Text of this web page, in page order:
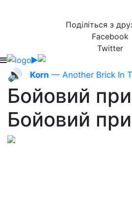
Поділіться з
Facebook
Twitter
🔊 Korn — Another Brick In
Бойовий
Бойовий